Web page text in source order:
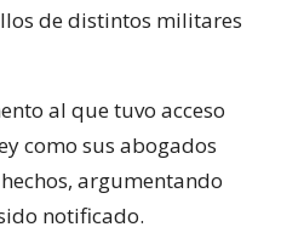
de distintos militares
al que tuvo acceso
como sus abogados
argumentando
notificado.